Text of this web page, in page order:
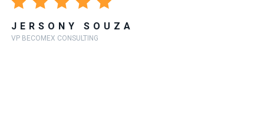
JERSONY SOUZA
VP BECOMEX CONSULTING